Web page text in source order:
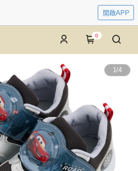
開啟APP
0
1/4